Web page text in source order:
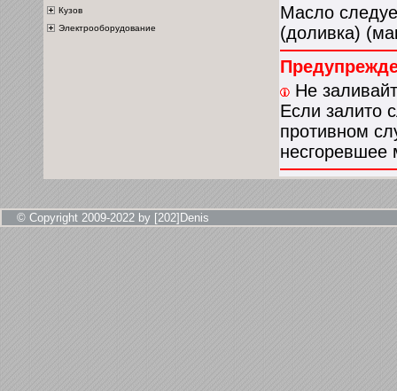
Кузов
Электрооборудование
Масло
(доливка)
Не
Если залито
противном
несгоревшее
© Copyright 2009-2022 by [202]Denis